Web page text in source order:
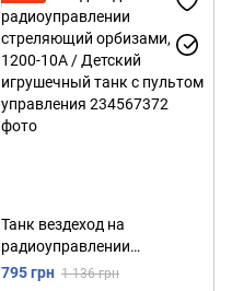
Танк вездеход на
радиоуправлении
стреляющий орбизами,
795 грн 1 136 грн